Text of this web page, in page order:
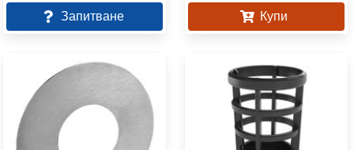
Запитване Купи